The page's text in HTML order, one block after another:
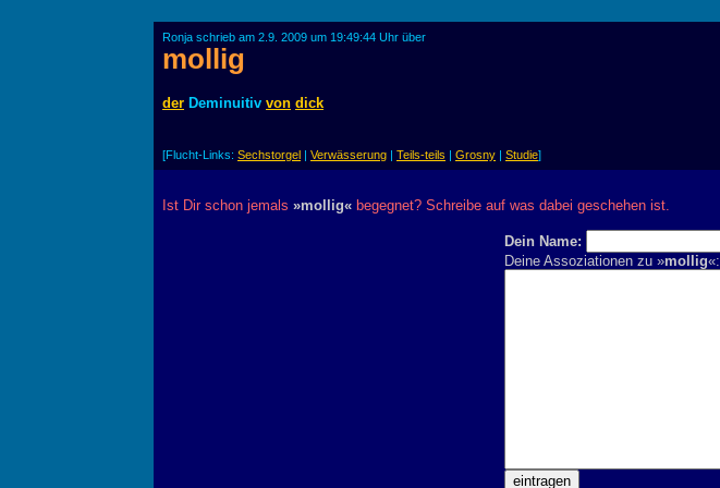
Ronja schrieb am 2.9. 2009 um 19:49:44 Uhr über
mollig
der Deminuitiv von dick
[Flucht-Links: Sechstorgel | Verwässerung | Teils-teils | Grosny | Studie]
Ist Dir schon jemals »mollig« begegnet? Schreibe auf was dabei geschehen ist.
Dein Name:
Deine Assoziationen zu »mollig«: